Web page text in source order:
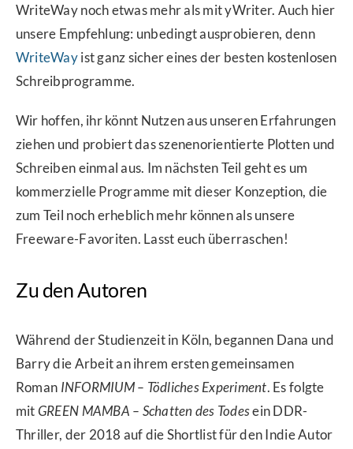
WriteWay noch etwas mehr als mit yWriter. Auch hier
unsere Empfehlung: unbedingt ausprobieren, denn
WriteWayist ganz sicher eines der besten kostenlosen
Schreibprogramme.
Wir hoffen, ihr könnt Nutzen aus unseren Erfahrungen
ziehen und probiert das szenenorientierte Plotten und
Schreiben einmal aus. Im nächsten Teil geht es um
kommerzielle Programme mit dieser Konzeption, die
zum Teil noch erheblich mehr können als unsere
Freeware-Favoriten. Lasst euch überraschen!
Zu den Autoren
Während der Studienzeit in Köln, begannen Dana und
Barry die Arbeit an ihrem ersten gemeinsamen
Roman INFORMIUM – Tödliches Experiment. Es folgte
mitGREEN MAMBA – Schatten des Todesein DDR-
Thriller, der 2018 auf die Shortlist für den Indie Autor